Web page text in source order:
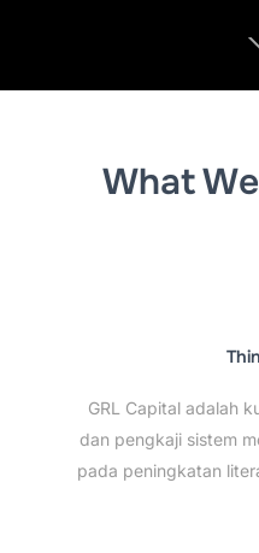
What
GRL Capital adalah
dan pengkaji sistem
pada peningkatan